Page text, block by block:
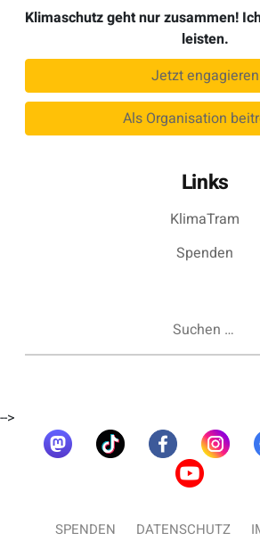
Klimaschutz geht nur zusammen!
leisten.
Jetzt engagieren
Als Organisation
Links
KlimaTram
Spenden
-->
SPENDEN DATENSCHUTZ